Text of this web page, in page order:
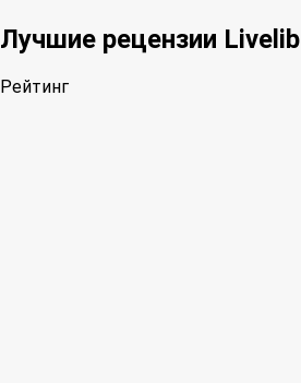
Лучшие рецензии Livelib
Рейтинг